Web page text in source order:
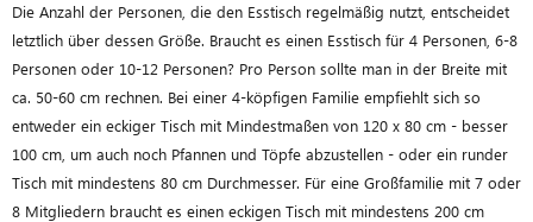
Die Anzahl der Personen, die den Esstisch regelmäßig nutzt, entscheidet
letztlich über dessen Größe. Braucht es einen Esstisch für 4 Personen, 6-8
Personen oder 10-12 Personen? Pro Person sollte man in der Breite mit
ca. 50-60 cm rechnen. Bei einer 4-köpfigen Familie empfiehlt sich so
entweder ein eckiger Tisch mit Mindestmaßen von 120 x 80 cm - besser
100 cm, um auch noch Pfannen und Töpfe abzustellen - oder ein runder
Tisch mit mindestens 80 cm Durchmesser. Für eine Großfamilie mit 7 oder
8 Mitgliedern braucht es einen eckigen Tisch mit mindestens 200 cm